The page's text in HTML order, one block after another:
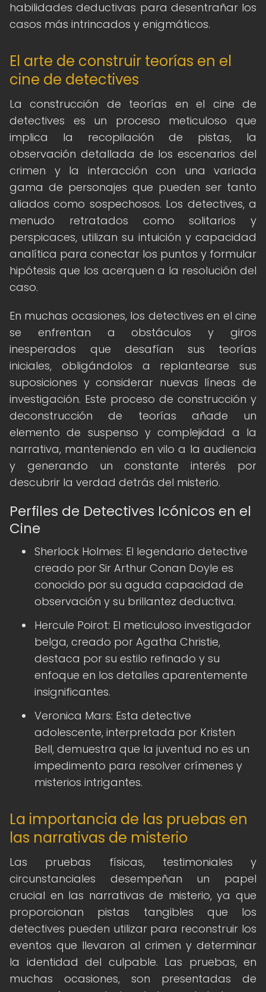
habilidades deductivas para desentrañar los
casos más intrincados y enigmáticos.
El arte de construir teorías en el
cine de detectives
La construcción de teorías en el cine de
detectives es un proceso meticuloso que
implica la recopilación de pistas, la
observación detallada de los escenarios del
crimen y la interacción con una variada
gama de personajes que pueden ser tanto
aliados como sospechosos. Los detectives, a
menudo retratados como solitarios y
perspicaces, utilizan su intuición y capacidad
analítica para conectar los puntos y formular
hipótesis que los acerquen a la resolución del
caso.
En muchas ocasiones, los detectives en el cine
se enfrentan a obstáculos y giros
inesperados que desafían sus teorías
iniciales, obligándolos a replantearse sus
suposiciones y considerar nuevas líneas de
investigación. Este proceso de construcción y
deconstrucción de teorías añade un
elemento de suspenso y complejidad a la
narrativa, manteniendo en vilo a la audiencia
y generando un constante interés por
descubrir la verdad detrás del misterio.
Perfiles de Detectives Icónicos en el
Cine
Sherlock Holmes: El legendario detective
creado por Sir Arthur Conan Doyle es
conocido por su aguda capacidad de
observación y su brillantez deductiva.
Hercule Poirot: El meticuloso investigador
belga, creado por Agatha Christie,
destaca por su estilo refinado y su
enfoque en los detalles aparentemente
insignificantes.
Veronica Mars: Esta detective
adolescente, interpretada por Kristen
Bell, demuestra que la juventud no es un
impedimento para resolver crímenes y
misterios intrigantes.
La importancia de las pruebas en
las narrativas de misterio
Las pruebas físicas, testimoniales y
circunstanciales desempeñan un papel
crucial en las narrativas de misterio, ya que
proporcionan pistas tangibles que los
detectives pueden utilizar para reconstruir los
eventos que llevaron al crimen y determinar
la identidad del culpable. Las pruebas, en
muchas ocasiones, son presentadas de